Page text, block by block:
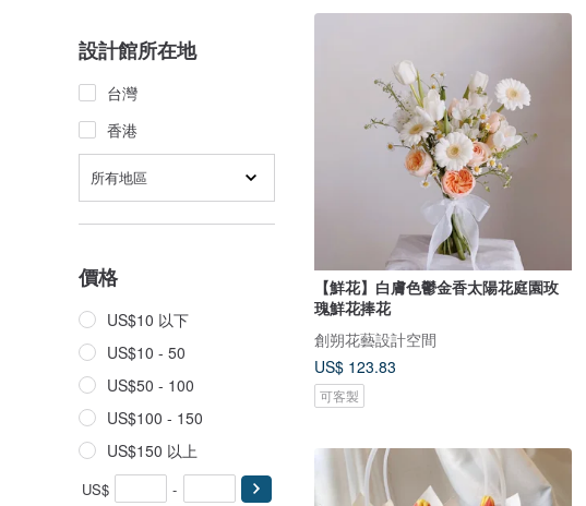
設計館所在地
台灣
香港
所有地區
價格
US$10 以下
US$10 - 50
US$50 - 100
US$100 - 150
US$150 以上
US$ -
【鮮花】白膚色鬱金香太陽花庭園玫
瑰鮮花捧花
創朔花藝設計空間
US$ 123.83
可客製